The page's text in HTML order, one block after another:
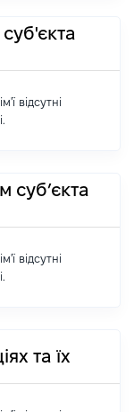
відсутні
суб’єкта
відсутні
та їх